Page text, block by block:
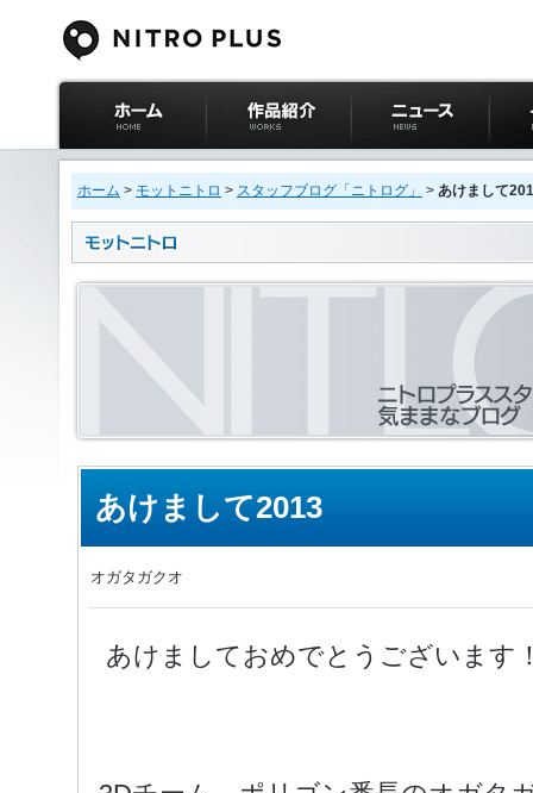
ニトロプラス公式
サイト ホーム
作品紹介 ニュース イベ
ホーム > モットニトロ > スタッフブログ「ニトログ」 > あけまして
あけまして2013
オガタガクオ
あけましておめでとうございます